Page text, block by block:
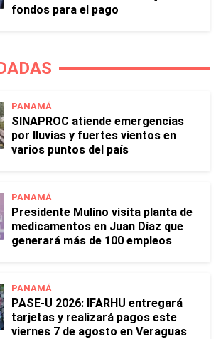
fondos para el pago
PANAMÁ
SINAPROC atiende emergencias
por lluvias y fuertes vientos en
varios puntos del país
PANAMÁ
Presidente Mulino visita planta de
medicamentos en Juan Díaz que
generará más de 100 empleos
PANAMÁ
PASE-U 2026: IFARHU entregará
tarjetas y realizará pagos este
viernes 7 de agosto en Veraguas